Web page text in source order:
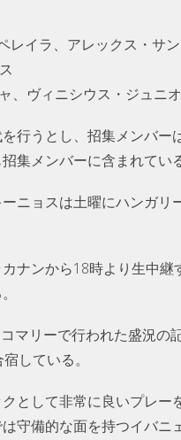
レイラ、アレックス・サ
、ヴィニシウス・ジュニ
行うとし、招集メンバ
集メンバーに含まれている
ニョスは土曜にハンガ
ナンから18時より生中
マリーで行われた盛況
している。
として非常に良いプレ
守備的な面を持つイバ